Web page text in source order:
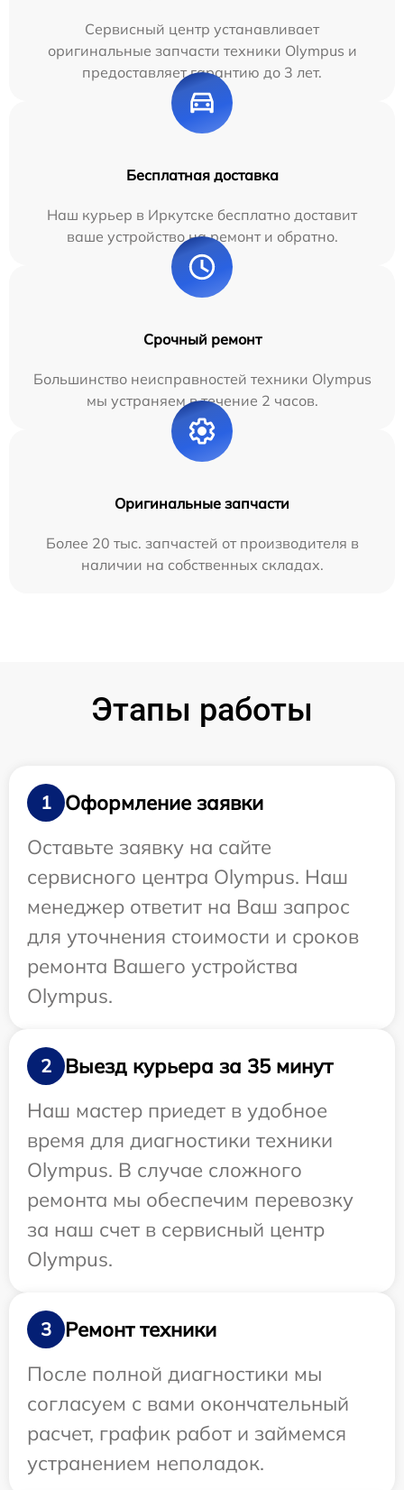
Сервисный центр устанавливает
оригинальные запчасти техники Olympus и
предоставляет гарантию до 3 лет.
Бесплатная доставка
Наш курьер в Иркутске бесплатно доставит
ваше устройство на ремонт и обратно.
Срочный ремонт
Большинство неисправностей техники Olympus
мы устраняем в течение 2 часов.
Оригинальные запчасти
Более 20 тыс. запчастей от производителя в
наличии на собственных складах.
Этапы работы
1
Оформление заявки
Оставьте заявку на сайте
сервисного центра Olympus. Наш
менеджер ответит на Ваш запрос
для уточнения стоимости и сроков
ремонта Вашего устройства
Olympus.
2
Выезд курьера за 35 минут
Наш мастер приедет в удобное
время для диагностики техники
Olympus. В случае сложного
ремонта мы обеспечим перевозку
за наш счет в сервисный центр
Olympus.
3
Ремонт техники
После полной диагностики мы
согласуем с вами окончательный
расчет, график работ и займемся
устранением неполадок.